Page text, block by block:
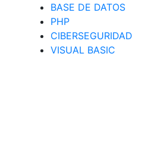
BASE DE DATOS
PHP
CIBERSEGURIDAD
VISUAL BASIC